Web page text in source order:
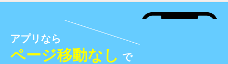
アプリなら
ページ移動なし で